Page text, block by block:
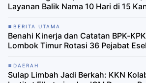
Layanan Balik Nama 10 Hari di 15
BERITA UTAMA
Benahi Kinerja dan Catatan BPK-
Lombok Timur Rotasi 36 Pejabat
DAERAH
Sulap Limbah Jadi Berkah: KKN